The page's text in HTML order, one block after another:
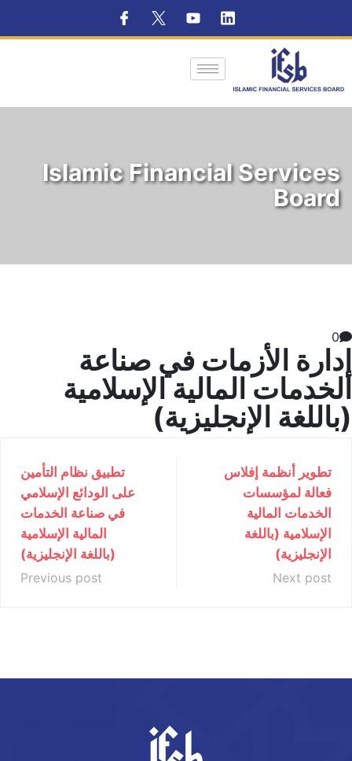
Islamic Financial Services
Board
0
إدارة الأزمات في صناعة
الخدمات المالية الإسلامية
(باللغة الإنجليزية)
تطبيق نظام التأمين
على الودائع الإسلامي
في صناعة الخدمات
المالية الإسلامية
(باللغة الإنجليزية)
Previous post
تطوير أنظمة إفلاس
فعالة لمؤسسات
الخدمات المالية
الإسلامية (باللغة
الإنجليزية)
Next post